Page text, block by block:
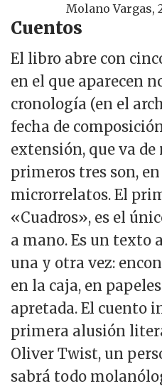
Molano Vargas,
Cuentos
El libro abre con
en el que aparecen
cronología (en el
fecha de
extensión, que va
primeros tres son,
microrrelatos. El
«Cuadros», es el
a mano. Es un texto
una y otra vez:
en la caja, en
apretada. El cuento
primera alusión
Oliver Twist, un
sabrá todo